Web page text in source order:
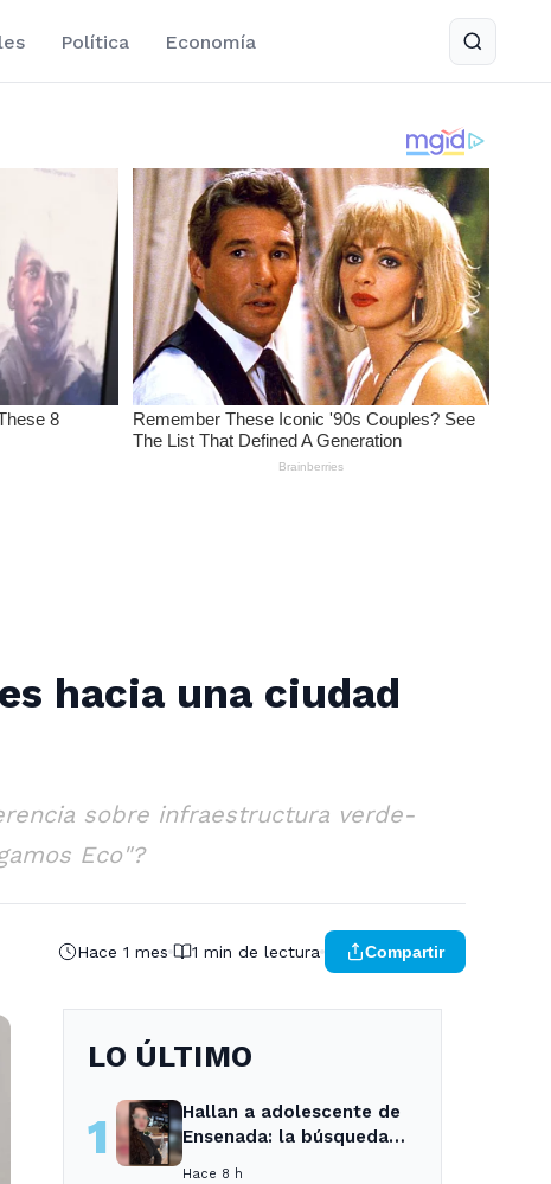
Política Economía
hacia una ciudad
sobre infraestructura verde-
Eco"?
Hace 1 mes 1 min de lectura Compartir
LO ÚLTIMO
1
Hallan a adolescente de
Ensenada: la búsqueda
Hace 8 h